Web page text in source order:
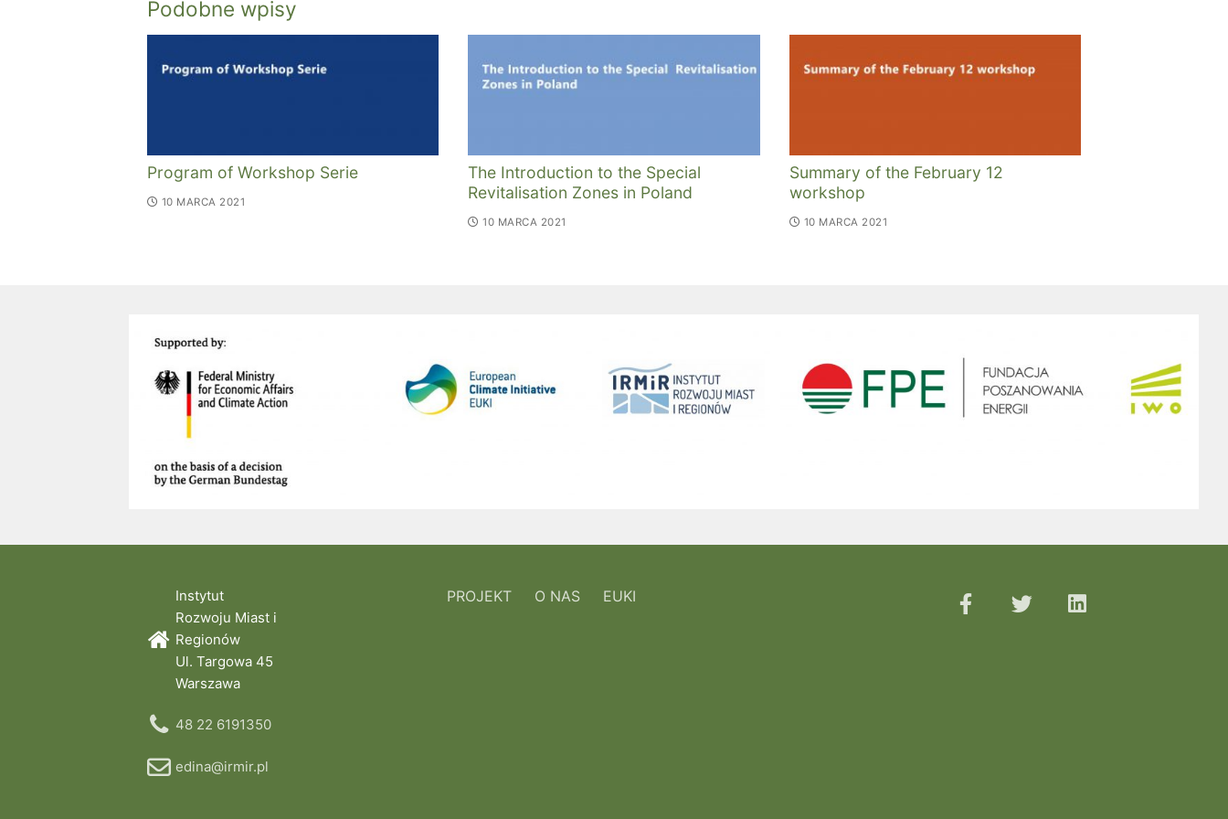
Podobne wpisy
Program of Workshop Serie
10 MARCA 2021
The Introduction to the Special
Revitalisation Zones in Poland
10 MARCA 2021
Summary of the February 12
workshop
10 MARCA 2021
Instytut
Rozwoju Miast i
Regionów
Ul. Targowa 45
Warszawa
48 22 6191350
edina@irmir.pl
PROJEKT O NAS EUKI